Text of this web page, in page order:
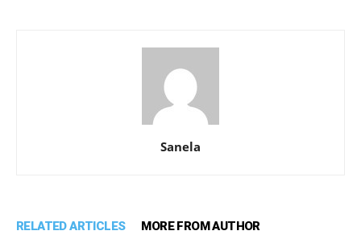
Sanela
RELATED ARTICLES MORE FROM AUTHOR